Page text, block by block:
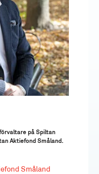
på Spiltan
Aktiefond Småland.
Småland